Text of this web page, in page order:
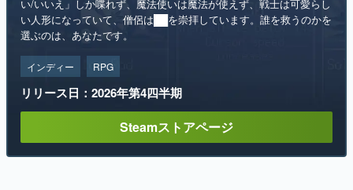
インディー RPG
リリース日：2026年第4四半期
ランキング